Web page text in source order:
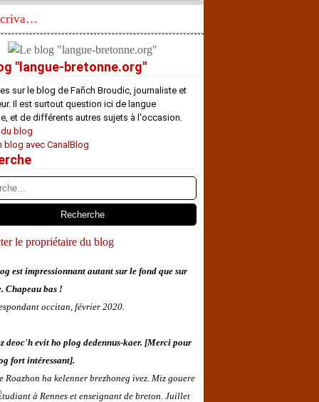
Réhabilitation d’un écrivain de langue bretonne aujourd’hui mal connu et méconnu
"langue-bretonne.org"
sur le blog de Fañch Broudic, journaliste et
Il est surtout question ici de langue
et de différents autres sujets à l'occasion.
blog
blog avec CanalBlog
le propriétaire du blog
est impressionnant autant sur le fond que sur
Chapeau bas !
occitan, février 2020.
deoc'h evit ho plog dedennus-kaer. [Merci pour
fort intéressant].
Roazhon ha kelenner brezhoneg ivez. Miz gouere
à Rennes et enseignant de breton. Juillet